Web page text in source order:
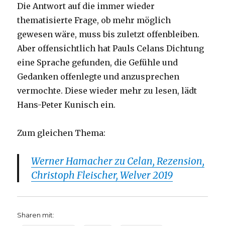
Die Antwort auf die immer wieder
thematisierte Frage, ob mehr möglich
gewesen wäre, muss bis zuletzt offenbleiben.
Aber offensichtlich hat Pauls Celans Dichtung
eine Sprache gefunden, die Gefühle und
Gedanken offenlegte und anzusprechen
vermochte. Diese wieder mehr zu lesen, lädt
Hans-Peter Kunisch ein.
Zum gleichen Thema:
Werner Hamacher zu Celan, Rezension,
Christoph Fleischer, Welver 2019
Sharen mit: